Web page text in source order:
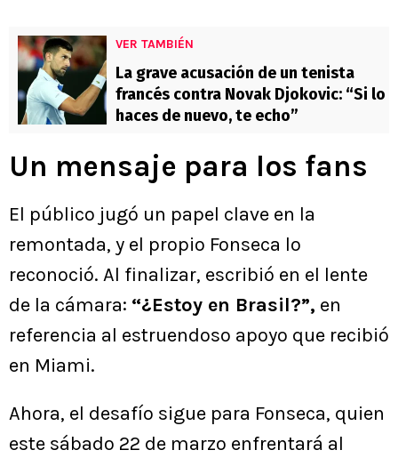
VER TAMBIÉN
La grave acusación de un tenista
francés contra Novak Djokovic: “Si lo
haces de nuevo, te echo”
Un mensaje para los fans
El público jugó un papel clave en la
remontada, y el propio Fonseca lo
reconoció. Al finalizar, escribió en el lente
de la cámara: “¿Estoy en Brasil?”, en
referencia al estruendoso apoyo que recibió
en Miami.
Ahora, el desafío sigue para Fonseca, quien
este sábado 22 de marzo enfrentará al